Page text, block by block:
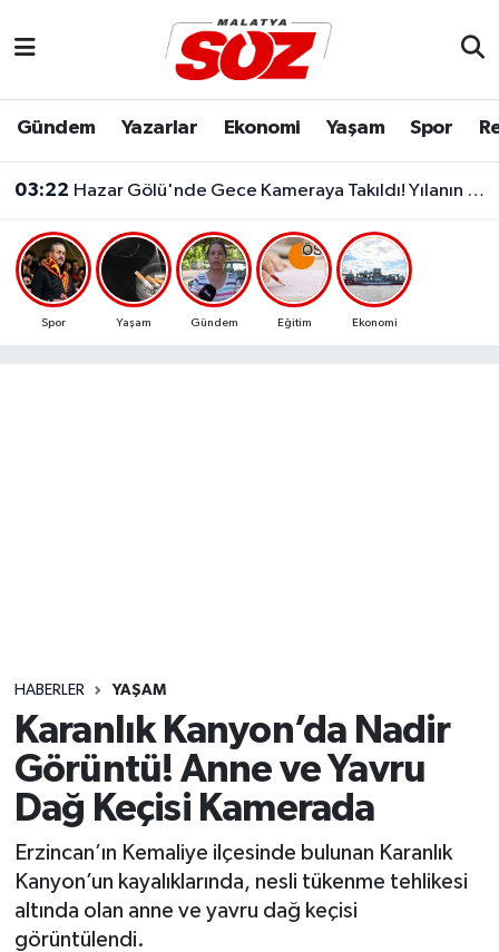
Gündem Yazarlar Ekonomi Yaşam Spor
03:22 Hazar Gölü'nde Gece Kameraya Takıldı! Yılanın Balık Avı Şaşırttı
Spor Yaşam Gündem Eğitim Ekonomi
HABERLER YAŞAM
Karanlık Kanyon’da Nadir
Görüntü! Anne ve Yavru
Dağ Keçisi Kamerada
Erzincan’ın Kemaliye ilçesinde bulunan Karanlık
Kanyon’un kayalıklarında, nesli tükenme tehlikesi
altında olan anne ve yavru dağ keçisi
görüntülendi.
Dünya
Eğitim
Ekonomi
Yaşam
Malatya Nöbetçi Eczaneler
Malatya Namaz Vakitleri
Malatya Trafik Yoğunluk Haritası
Süper Lig Puan Durumu ve Fikstür